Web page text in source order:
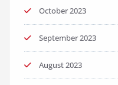
October 2023
September 2023
August 2023